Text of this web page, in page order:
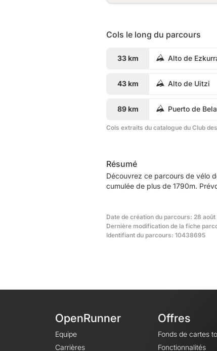
Cols le long du parcours
33 km Alto de
43 km Alto de Uitzi
89 km Puerto de
Cols extraits du catalogue du Club
Résumé
Découvrez ce parcours de vélo
cumulée de plus de 1790m.
Date de création du parcours: 28
Dernière modification de la fiche
Identifiant du parcours: 10438695
OpenRunner
Equipe
Carrières
Offres
Fonds de cartes
Fonctionnalités